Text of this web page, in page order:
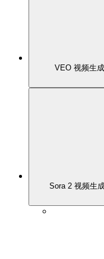
VEO 视频生
Sora 2 视频生